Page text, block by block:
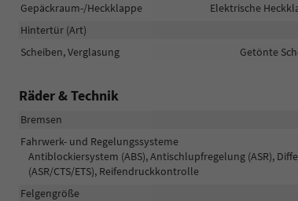
Gepäckraum-/Heckklappe
Elektrische
Hintertür (Art)
Scheiben, Verglasung
Getönte
Räder & Technik
Bremsen
Fahrwerk- und Regelungssysteme
Antiblockiersystem (ABS), Antischlupfregelung (ASR),
(ASR/CTS/ETS), Reifendruckkontrolle
Felgengröße